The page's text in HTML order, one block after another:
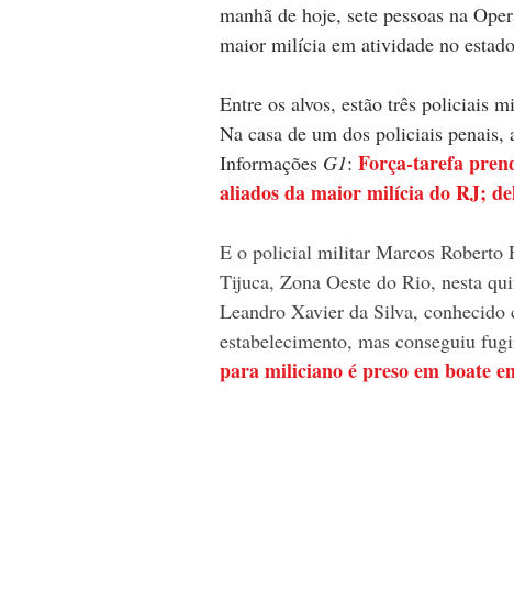
manhã de hoje, sete pessoas na
maior milícia em atividade no
Entre os alvos, estão três policiais
Na casa de um dos policiais penais,
Informações G1: Força-tarefa
aliados da maior milícia do RJ;
E o policial militar Marcos Roberto
Tijuca, Zona Oeste do Rio, nesta
Leandro Xavier da Silva, conhecido
estabelecimento, mas conseguiu
para miliciano é preso em boate